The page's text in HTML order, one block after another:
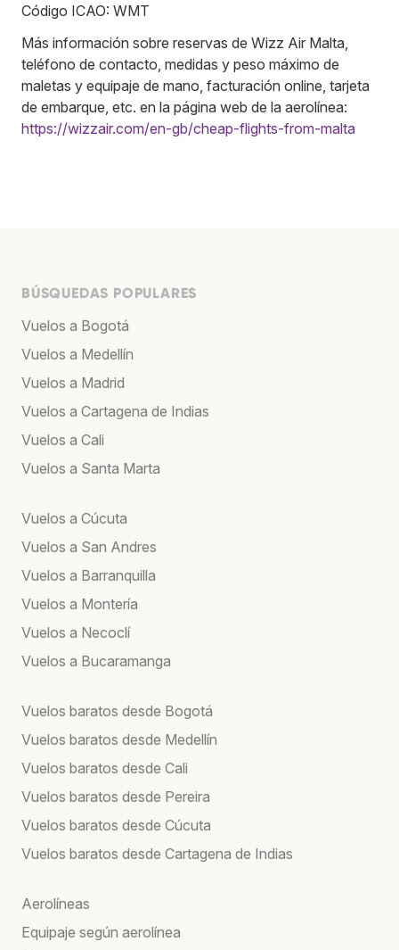
Código ICAO: WMT
Más información sobre reservas de Wizz Air Malta,
teléfono de contacto, medidas y peso máximo de
maletas y equipaje de mano, facturación online, tarjeta
de embarque, etc. en la página web de la aerolínea:
https://wizzair.com/en-gb/cheap-flights-from-malta
BÚSQUEDAS POPULARES
Vuelos a Bogotá
Vuelos a Medellín
Vuelos a Madrid
Vuelos a Cartagena de Indias
Vuelos a Cali
Vuelos a Santa Marta
Vuelos a Cúcuta
Vuelos a San Andres
Vuelos a Barranquilla
Vuelos a Montería
Vuelos a Necoclí
Vuelos a Bucaramanga
Vuelos baratos desde Bogotá
Vuelos baratos desde Medellín
Vuelos baratos desde Cali
Vuelos baratos desde Pereira
Vuelos baratos desde Cúcuta
Vuelos baratos desde Cartagena de Indias
Aerolíneas
Equipaje según aerolínea